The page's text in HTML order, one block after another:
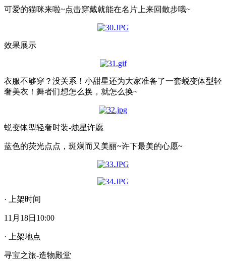
可爱的猫咪来啦~点击穿戴就能在名片上来回散步哦~
效果展示
衣服不够穿？没关系！小甜星还为大家准备了一套蜕变体型轻
奢美衣！舞者们想怎么换，就怎么换~
蜕变体型轻奢时装-烛星许愿
蓝色的荧光点点，斑斓而又美丽~许下最美的心愿~
· 上架时间
11月18日10:00
· 上架地点
寻宝之旅-造物殿堂